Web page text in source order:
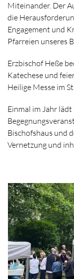
Miteinander. Der
die
Engagement und
Pfarreien unseres
Erzbischof Heße
Katechese und
Heilige Messe im
Einmal im Jahr
Bischofshaus und
Vernetzung und